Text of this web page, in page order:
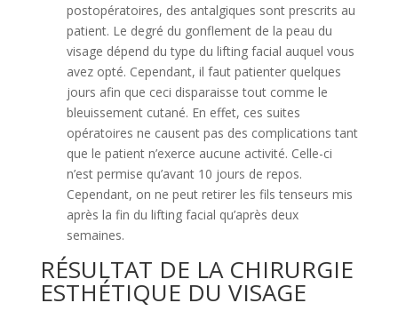
postopératoires, des antalgiques sont prescrits au
patient. Le degré du gonflement de la peau du
visage dépend du type du lifting facial auquel vous
avez opté. Cependant, il faut patienter quelques
jours afin que ceci disparaisse tout comme le
bleuissement cutané. En effet, ces suites
opératoires ne causent pas des complications tant
que le patient n’exerce aucune activité. Celle-ci
n’est permise qu’avant 10 jours de repos.
Cependant, on ne peut retirer les fils tenseurs mis
après la fin du lifting facial qu’après deux
semaines.
RÉSULTAT DE LA CHIRURGIE
ESTHÉTIQUE DU VISAGE